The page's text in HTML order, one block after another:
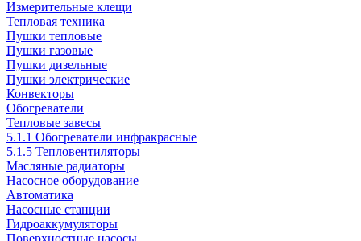
Измерительные клещи
Тепловая техника
Пушки тепловые
Пушки газовые
Пушки дизельные
Пушки электрические
Конвекторы
Обогреватели
Тепловые завесы
5.1.1 Обогреватели инфракрасные
5.1.5 Тепловентиляторы
Масляные радиаторы
Насосное оборудование
Автоматика
Насосные станции
Гидроаккумуляторы
Поверхностные насосы